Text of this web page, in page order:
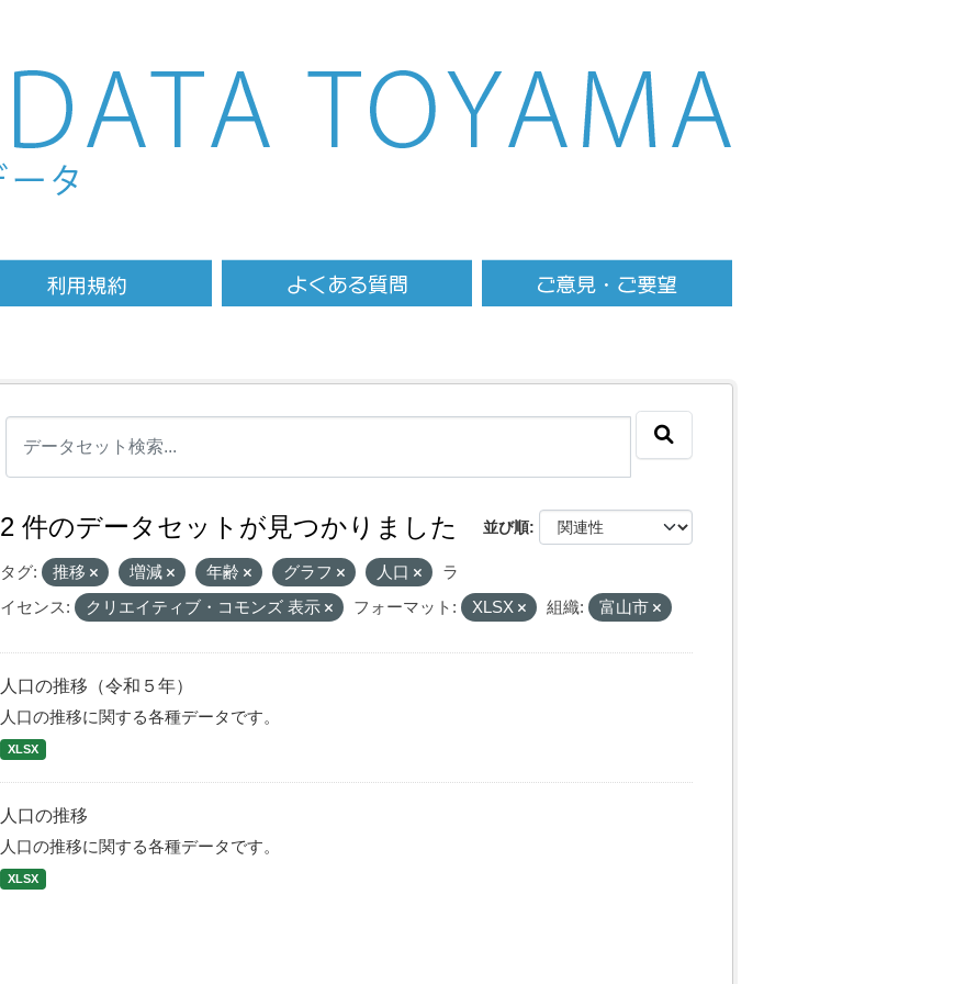
並び順
2 件のデータセットが見つかりました
タグ: 推移 増減 年齢 グラフ 人口
ラ
イセンス:
クリエイティブ・コモンズ 表示 フォーマット: XLSX 組織: 富山市
人口の推移（令和５年）
人口の推移に関する各種データです。
XLSX
人口の推移
人口の推移に関する各種データです。
XLSX